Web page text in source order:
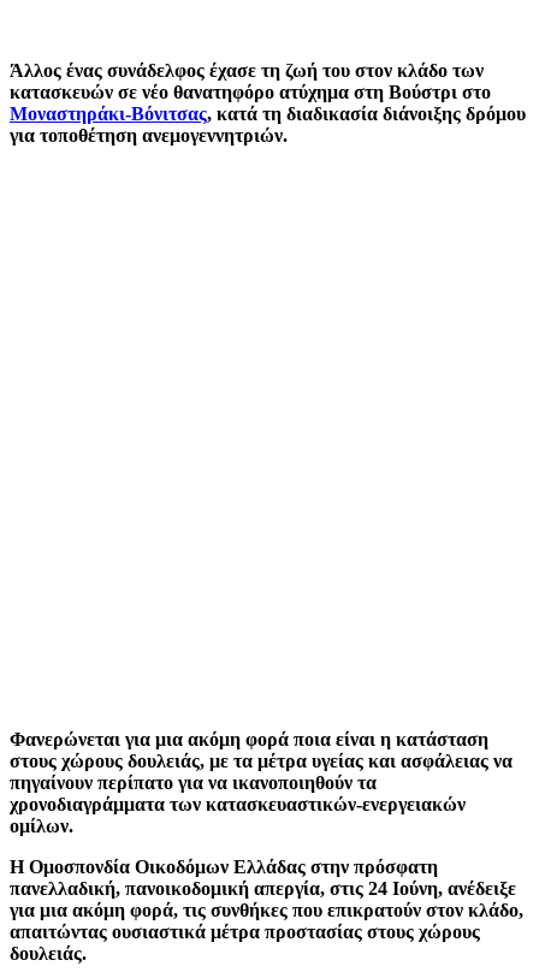
Άλλος ένας συνάδελφος έχασε τη ζωή του στον κλάδο των
κατασκευών σε νέο θανατηφόρο ατύχημα στη Βούστρι στο
Μοναστηράκι-Βόνιτσας, κατά τη διαδικασία διάνοιξης δρόμου
για τοποθέτηση ανεμογεννητριών.
Φανερώνεται για μια ακόμη φορά ποια είναι η κατάσταση
στους χώρους δουλειάς, με τα μέτρα υγείας και ασφάλειας να
πηγαίνουν περίπατο για να ικανοποιηθούν τα
χρονοδιαγράμματα των κατασκευαστικών-ενεργειακών
ομίλων.
Η Ομοσπονδία Οικοδόμων Ελλάδας στην πρόσφατη
πανελλαδική, πανοικοδομική απεργία, στις 24 Ιούνη, ανέδειξε
για μια ακόμη φορά, τις συνθήκες που επικρατούν στον κλάδο,
απαιτώντας ουσιαστικά μέτρα προστασίας στους χώρους
δουλειάς.